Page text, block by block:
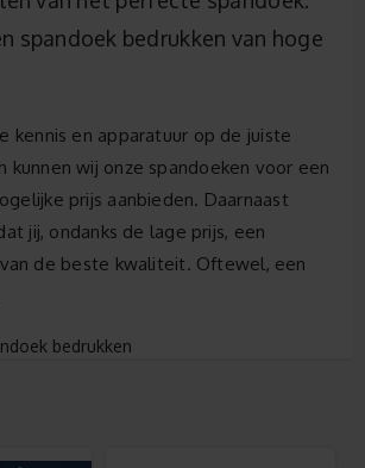
spandoek bedrukken van hoge
kennis en apparatuur op de juiste
kunnen wij onze spandoeken voor een
prijs aanbieden. Daarnaast
jij, ondanks de lage prijs, een
de beste kwaliteit. Oftewel, een